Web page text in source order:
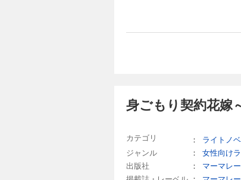
身ごもり契約花嫁
カテゴリ ：
ライトノ
ジャンル
：
女性向け
出版社
：
マーマレ